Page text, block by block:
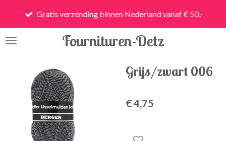
de
Fournituren-Detz
Gratis verzending binnen Nederland vanaf € 50,-
Grijs/zwart 006
€ 4,75